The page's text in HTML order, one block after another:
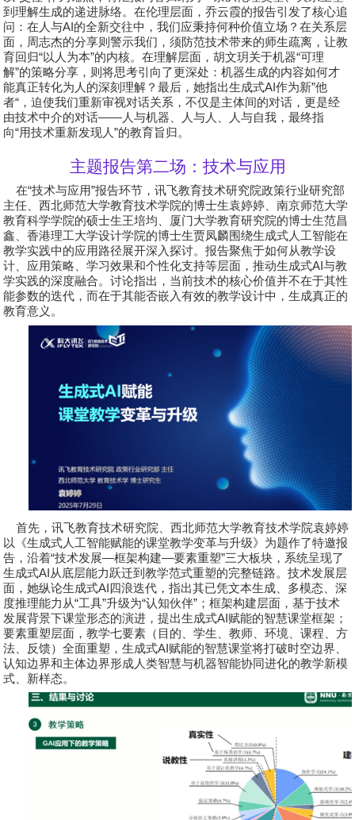
到理解生成的递进脉络。在伦理层面，乔云霞的报告引发了核心追
问：在人与AI的全新交往中，我们应秉持何种价值立场？在关系层
面，周志杰的分享则警示我们，须防范技术带来的师生疏离，让教
育回归“以人为本”的内核。在理解层面，胡文玥关于机器“可理
解”的策略分享，则将思考引向了更深处：机器生成的内容如何才
能真正转化为人的深刻理解？最后，她指出生成式AI作为新”他
者“ ，迫使我们重新审视对话关系，不仅是主体间的对话，更是经
由技术中介的对话——人与机器、人与人、人与自我，最终指
向“用技术重新发现人”的教育旨归。
主题报告第二场：技术与应用
在“技术与应用”报告环节，讯飞教育技术研究院政策行业研究部
主任、西北师范大学教育技术学院的博士生袁婷婷、南京师范大学
教育科学学院的硕士生王培均、厦门大学教育研究院的博士生范昌
鑫、香港理工大学设计学院的博士生贾凤麟围绕生成式人工智能在
教学实践中的应用路径展开深入探讨。报告聚焦于如何从教学设
计、应用策略、学习效果和个性化支持等层面，推动生成式AI与教
学实践的深度融合。讨论指出，当前技术的核心价值并不在于其性
能参数的迭代，而在于其能否嵌入有效的教学设计中，生成真正的
教育意义。
首先，讯飞教育技术研究院、西北师范大学教育技术学院袁婷婷
以《生成式人工智能赋能的课堂教学变革与升级》为题作了特邀报
告，沿着“技术发展—框架构建—要素重塑”三大板块，系统呈现了
生成式AI从底层能力跃迁到教学范式重塑的完整链路。技术发展层
面，她纵论生成式AI四浪迭代，指出其已凭文本生成、多模态、深
度推理能力从“工具”升级为“认知伙伴” ；框架构建层面，基于技术
发展背景下课堂形态的演进，提出生成式AI赋能的智慧课堂框架；
要素重塑层面，教学七要素（目的、学生、教师、环境、课程、方
法、反馈）全面重塑，生成式AI赋能的智慧课堂将打破时空边界、
认知边界和主体边界形成人类智慧与机器智能协同进化的教学新模
式、新样态。